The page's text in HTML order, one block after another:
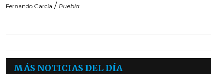
Fernando García / Puebla
MÁS NOTICIAS DEL DÍA